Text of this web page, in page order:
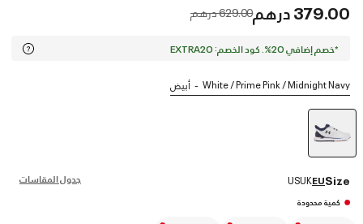
379.00 درهم Price reduced from
629.00 درهم to
*خصم إضافي 20%. كود الخصم: EXTRA20
White / Prime Pink / Midnight Navy أبيض
جدول المقاسات Size
EU
UK
US
كمية محدودة